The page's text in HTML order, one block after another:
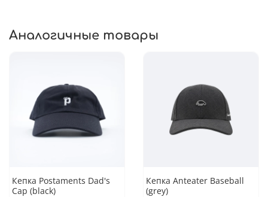
Аналогичные товары
Кепка Postaments Dad's
Cap (black)
Кепка Anteater Baseball
(grey)